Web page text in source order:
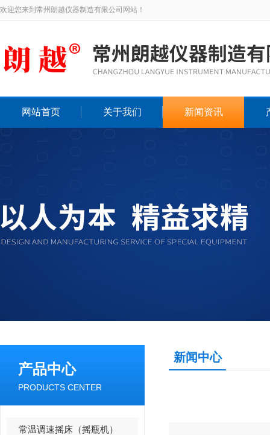
欢迎您来到常州朗越仪器制造有限公司网站！
网站首页 关于我们 新闻资讯
产品中心
PRODUCTS CENTER
常温调速摇床（摇瓶机）
新闻中心